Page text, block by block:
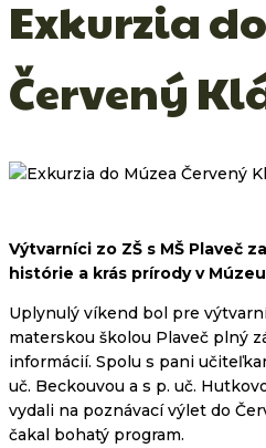
Exkurzia
Červený
Výtvarníci zo ZŠ s MŠ Plaveč
histórie a krás prírody v
Uplynulý víkend bol pre
materskou školou Plaveč plný
informácií. Spolu s pani
uč. Beckouvou a s p. uč.
vydali na poznávací výlet do
čakal bohatý program.